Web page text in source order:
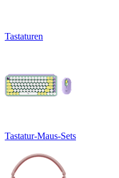
Tastaturen
Tastatur-Maus-Sets